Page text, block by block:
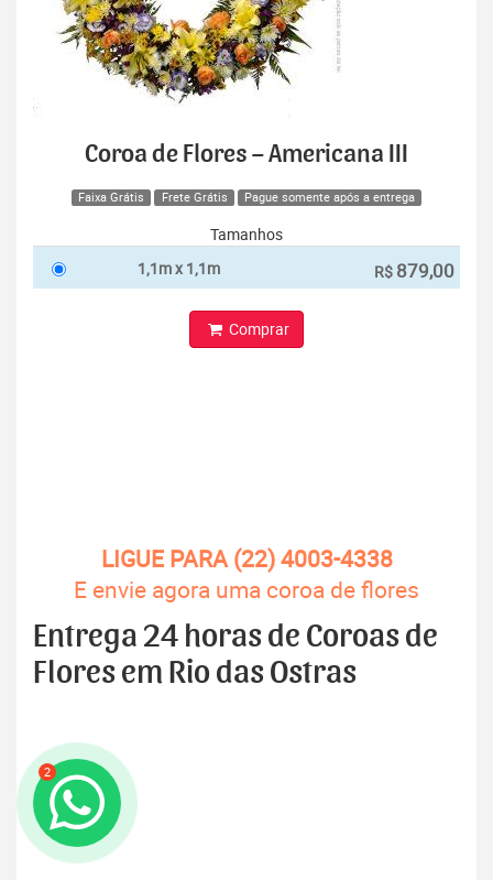
2
Coroa de Flores – Americana III
Faixa Grátis Frete Grátis Pague somente após a entrega
Tamanhos
1,1m x 1,1m
R$ 879,00
Comprar
LIGUE PARA (22) 4003-4338
E envie agora uma coroa de flores
Entrega 24 horas de Coroas de
Flores em Rio das Ostras